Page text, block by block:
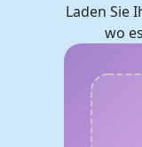
Laden Sie
wo